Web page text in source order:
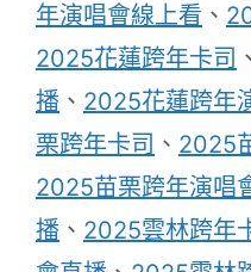
年演唱會線上看 、
2025花蓮跨年卡司 、
播 、 2025花蓮跨年
栗跨年卡司 、 2025
2025苗栗跨年演唱
播 、 2025雲林跨年